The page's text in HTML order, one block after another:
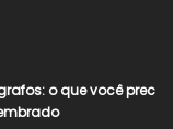
o que você prec